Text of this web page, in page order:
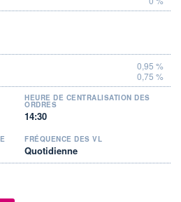
0,95 %
0,75 %
HEURE DE CENTRALISATION DES
ORDRES
14:30
FRÉQUENCE DES VL
Quotidienne